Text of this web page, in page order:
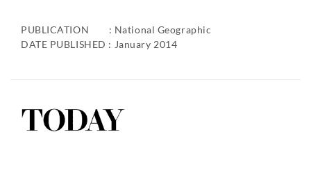
PUBLICATION : National Geographic
DATE PUBLISHED : January 2014